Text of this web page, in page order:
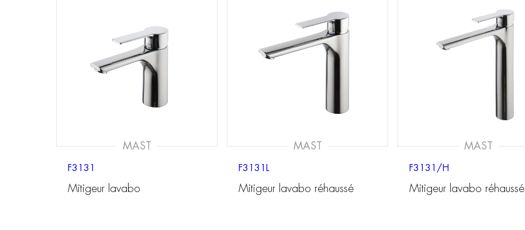
MAST
F3131
Mitigeur lavabo
MAST
F3131L
Mitigeur lavabo réhaussé
MAST
F3131/H
Mitigeur lavabo réhaussé